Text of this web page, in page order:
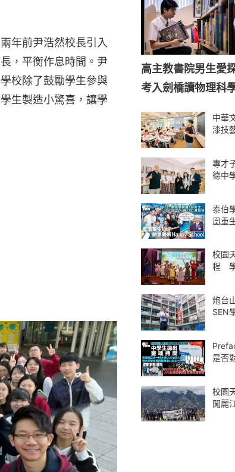
年前尹浩然校長引入
，平衡作息時間。尹
校除了鼓勵學生參與
生製造小驚喜，讓學
高主教書院男生愛
考入劍橋讀物理科
中華
漆技
專才子
德中
泰伯
凰重
校園
程 學
炮台
SEN
是否
校園
闖麗